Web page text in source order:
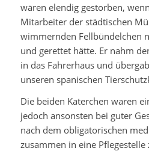
wären elendig gestorben,
Mitarbeiter der städtischen
wimmernden Fellbündelchen
und gerettet hätte. Er nahm
in das Fahrerhaus und
unseren spanischen
Die beiden Katerchen waren
jedoch ansonsten bei guter
nach dem obligatorischen
zusammen in eine Pflegestelle